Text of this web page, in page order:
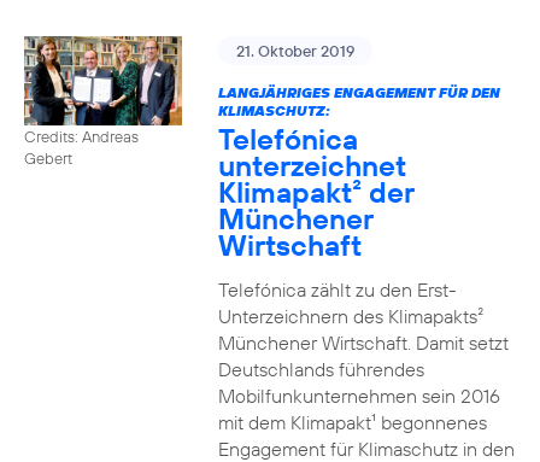
Credits: Andreas
Gebert
21. Oktober 2019
LANGJÄHRIGES ENGAGEMENT FÜR DEN
KLIMASCHUTZ:
Telefónica
unterzeichnet
Klimapakt² der
Münchener
Wirtschaft
Telefónica zählt zu den Erst-
Unterzeichnern des Klimapakts²
Münchener Wirtschaft. Damit setzt
Deutschlands führendes
Mobilfunkunternehmen sein 2016
mit dem Klimapakt¹ begonnenes
Engagement für Klimaschutz in den